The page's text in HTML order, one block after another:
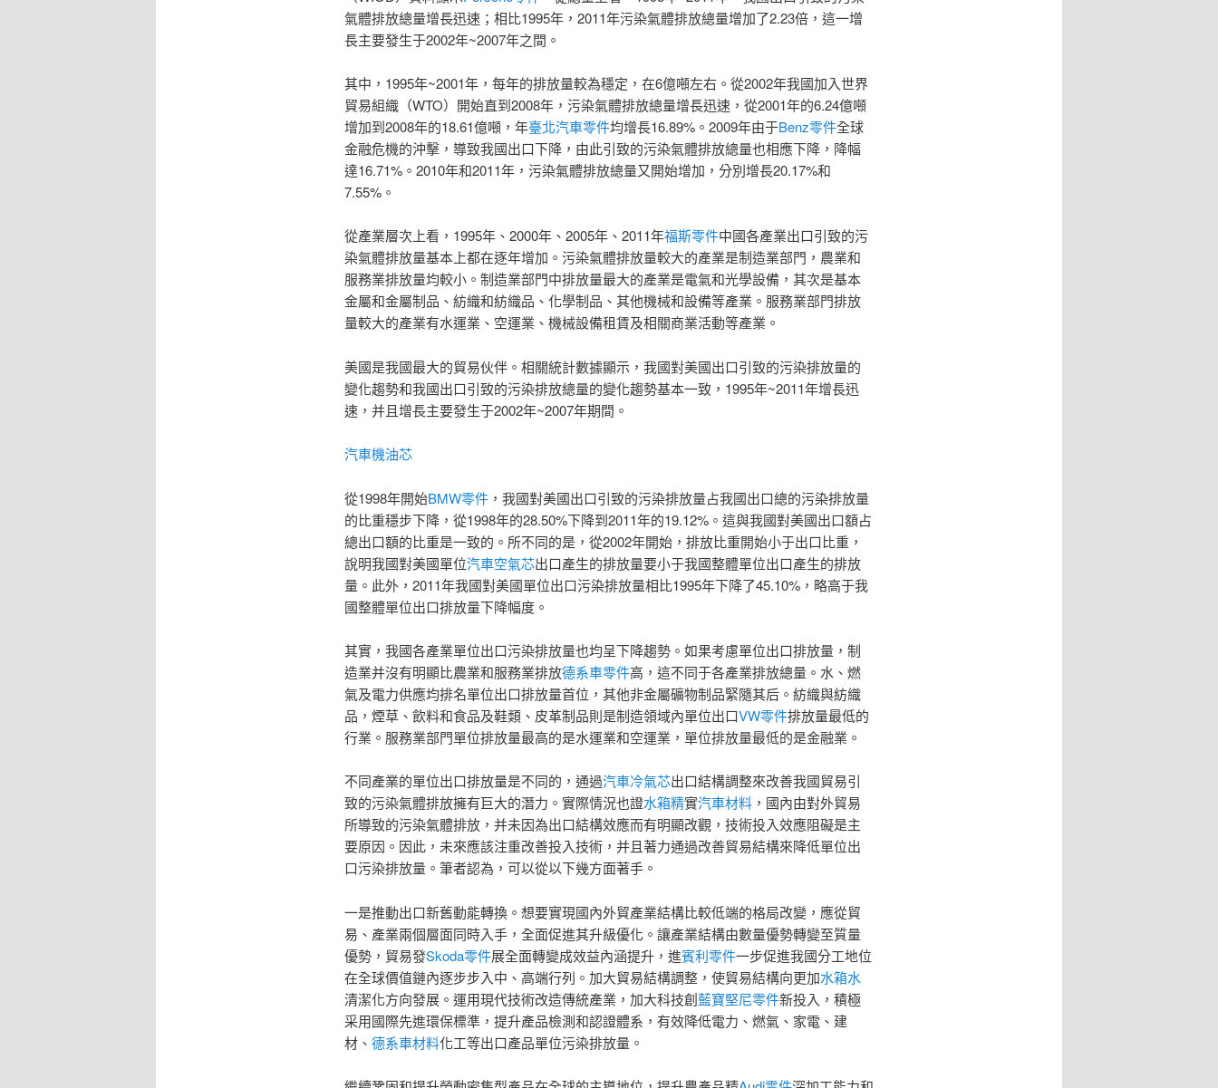
氣體排放總量增長迅速；相比1995年，2011年污染氣體排放總量增加了2.23倍，這一增
長主要發生于2002年~2007年之間。
其中，1995年~2001年，每年的排放量較為穩定，在6億噸左右。從2002年我國加入世界
貿易組織（WTO）開始直到2008年，污染氣體排放總量增長迅速，從2001年的6.24億噸
增加到2008年的18.61億噸，年臺北汽車零件均增長16.89%。2009年由于Benz零件全球
金融危機的沖擊，導致我國出口下降，由此引致的污染氣體排放總量也相應下降，降幅
達16.71%。2010年和2011年，污染氣體排放總量又開始增加，分別增長20.17%和
7.55%。
從產業層次上看，1995年、2000年、2005年、2011年福斯零件中國各產業出口引致的污
染氣體排放量基本上都在逐年增加。污染氣體排放量較大的產業是制造業部門，農業和
服務業排放量均較小。制造業部門中排放量最大的產業是電氣和光學設備，其次是基本
金屬和金屬制品、紡織和紡織品、化學制品、其他機械和設備等產業。服務業部門排放
量較大的產業有水運業、空運業、機械設備租賃及相關商業活動等產業。
美國是我國最大的貿易伙伴。相關統計數據顯示，我國對美國出口引致的污染排放量的
變化趨勢和我國出口引致的污染排放總量的變化趨勢基本一致，1995年~2011年增長迅
速，并且增長主要發生于2002年~2007年期間。
汽車機油芯
從1998年開始BMW零件，我國對美國出口引致的污染排放量占我國出口總的污染排放量
的比重穩步下降，從1998年的28.50%下降到2011年的19.12%。這與我國對美國出口額占
總出口額的比重是一致的。所不同的是，從2002年開始，排放比重開始小于出口比重，
說明我國對美國單位汽車空氣芯出口產生的排放量要小于我國整體單位出口產生的排放
量。此外，2011年我國對美國單位出口污染排放量相比1995年下降了45.10%，略高于我
國整體單位出口排放量下降幅度。
其實，我國各產業單位出口污染排放量也均呈下降趨勢。如果考慮單位出口排放量，制
造業并沒有明顯比農業和服務業排放德系車零件高，這不同于各產業排放總量。水、燃
氣及電力供應均排名單位出口排放量首位，其他非金屬礦物制品緊隨其后。紡織與紡織
品，煙草、飲料和食品及鞋類、皮革制品則是制造領域內單位出口VW零件排放量最低的
行業。服務業部門單位排放量最高的是水運業和空運業，單位排放量最低的是金融業。
不同產業的單位出口排放量是不同的，通過汽車冷氣芯出口結構調整來改善我國貿易引
致的污染氣體排放擁有巨大的潛力。實際情況也證水箱精實汽車材料，國內由對外貿易
所導致的污染氣體排放，并未因為出口結構效應而有明顯改觀，技術投入效應阻礙是主
要原因。因此，未來應該注重改善投入技術，并且著力通過改善貿易結構來降低單位出
口污染排放量。筆者認為，可以從以下幾方面著手。
一是推動出口新舊動能轉換。想要實現國內外貿產業結構比較低端的格局改變，應從貿
易、產業兩個層面同時入手，全面促進其升級優化。讓產業結構由數量優勢轉變至質量
優勢，貿易發Skoda零件展全面轉變成效益內涵提升，進賓利零件一步促進我國分工地位
在全球價值鏈內逐步步入中、高端行列。加大貿易結構調整，使貿易結構向更加水箱水
清潔化方向發展。運用現代技術改造傳統產業，加大科技創藍寶堅尼零件新投入，積極
采用國際先進環保標準，提升產品檢測和認證體系，有效降低電力、燃氣、家電、建
材、 德系車材料化工等出口產品單位污染排放量。